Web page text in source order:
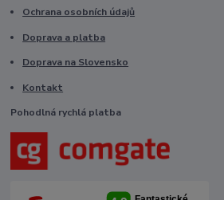
Ochrana osobních údajů
Doprava a platba
Doprava na Slovensko
Kontakt
Pohodlná rychlá platba